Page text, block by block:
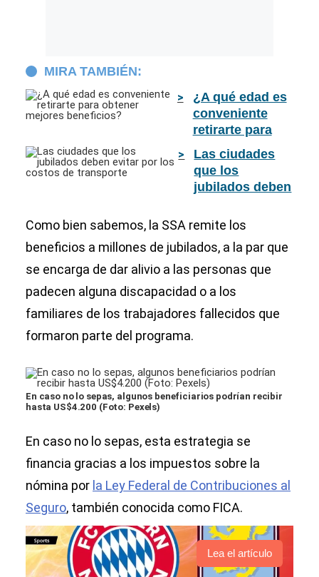
MIRA TAMBIÉN:
¿A qué edad es
conveniente
retirarte para
obtener mejores
beneficios?
Las ciudades
que los
jubilados deben
costos de
Como bien sabemos, la SSA remite los
beneficios a millones de jubilados, a la par que
se encarga de dar alivio a las personas que
padecen alguna discapacidad o a los
familiares de los trabajadores fallecidos que
formaron parte del programa.
En caso no lo sepas, algunos beneficiarios podrían recibir
hasta US$4.200 (Foto: Pexels)
En caso no lo sepas, esta estrategia se
financia gracias a los impuestos sobre la
nómina por la Ley Federal de Contribuciones al
Seguro, también conocida como FICA.
Lea el artículo